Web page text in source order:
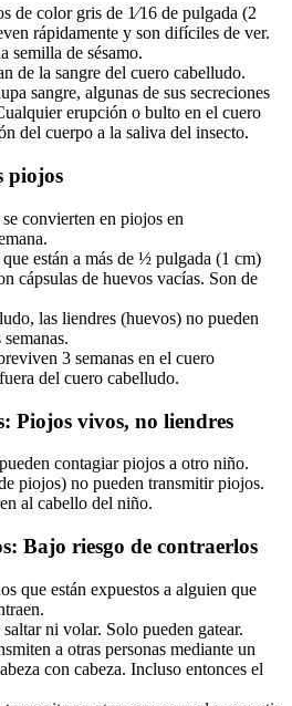
de color gris de 1⁄16 de pulgada (2
rápidamente y son difíciles de ver.
semilla de sésamo.
de la sangre del cuero cabelludo.
sangre, algunas de sus secreciones
erupción o bulto en el cuero
del cuerpo a la saliva del insecto.
piojos
convierten en piojos en
están a más de ½ pulgada (1 cm)
cápsulas de huevos vacías. Son de
las liendres (huevos) no pueden
3 semanas en el cuero
del cuero cabelludo.
Piojos vivos, no liendres
contagiar piojos a otro niño.
piojos) no pueden transmitir piojos.
al cabello del niño.
Bajo riesgo de contraerlos
que están expuestos a alguien que
ni volar. Solo pueden gatear.
a otras personas mediante un
con cabeza. Incluso entonces el